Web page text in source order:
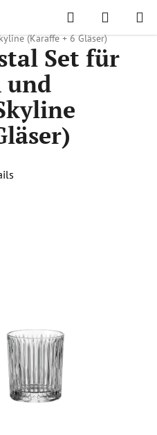
Suchen
Bohemia Crystal Set für
(Karaffe + 6 Gläser)
Set für
und